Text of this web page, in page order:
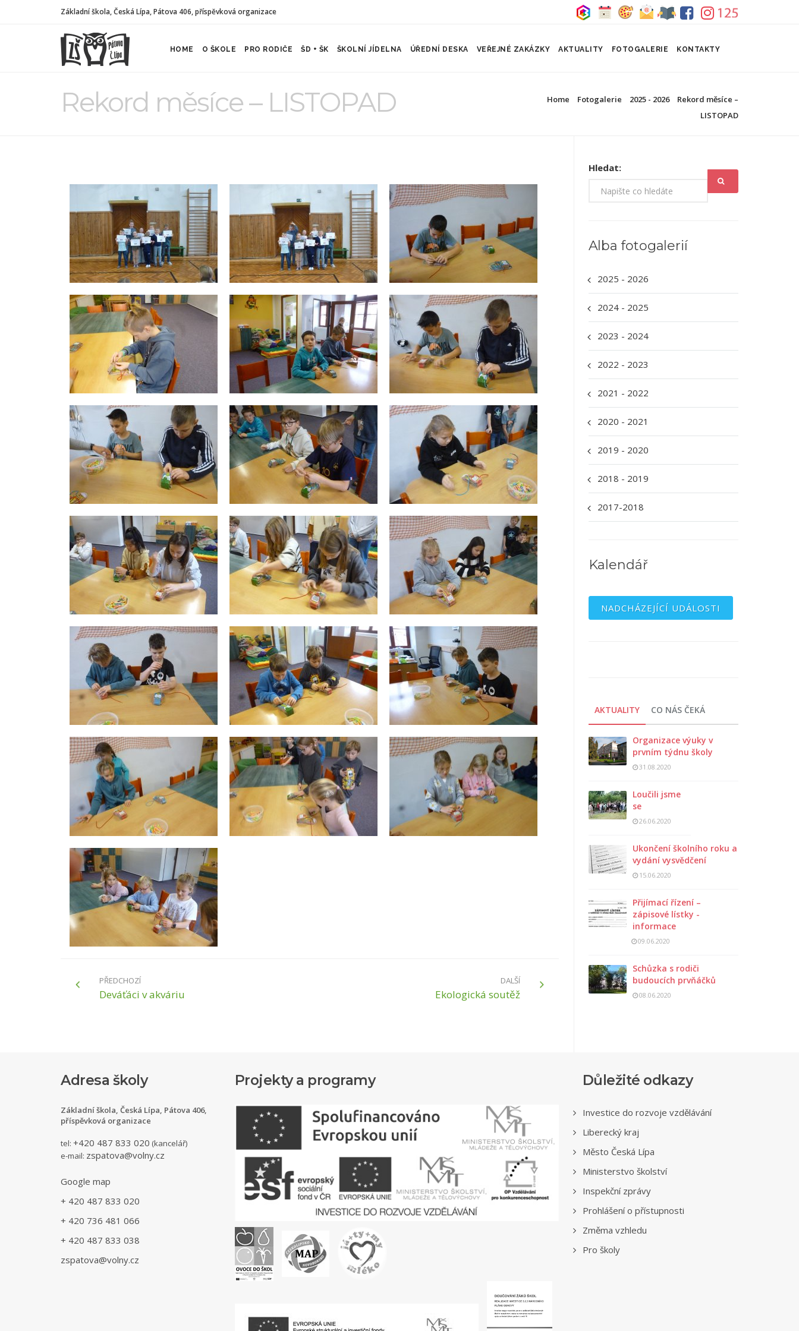
Základní škola, Česká Lípa, Pátova 406, příspěvková organizace
HOME O ŠKOLE PRO RODIČE ŠD + ŠK ŠKOLNÍ JÍDELNA ÚŘEDNÍ DESKA VEŘEJNÉ ZAKÁZKY AKTUALITY FOTOGALERIE KONTAKTY
Rekord měsíce – LISTOPAD Home Fotogalerie 2025 - 2026
Rekord měsíce –
LISTOPAD
PŘEDCHOZÍ
Deváťáci v akváriu
DALŠÍ
Ekologická soutěž
Hledat:
Alba fotogalerií
2025 - 2026
2024 - 2025
2023 - 2024
2022 - 2023
2021 - 2022
2020 - 2021
2019 - 2020
2018 - 2019
2017-2018
Kalendář
NADCHÁZEJÍCÍ UDÁLOSTI
AKTUALITY CO NÁS ČEKÁ
Organizace výuky v
prvním týdnu školy
31.08.2020
Loučili jsme
se
26.06.2020
Ukončení školního roku a
vydání vysvědčení
15.06.2020
Přijímací řízení –
zápisové lístky -
informace
09.06.2020
Schůzka s rodiči
budoucích prvňáčků
08.06.2020
Adresa školy
Základní škola, Česká Lípa, Pátova 406,
příspěvková organizace
tel: +420 487 833 020 (kancelář)
e-mail: zspatova@volny.cz
Google map
+ 420 487 833 020
+ 420 736 481 066
+ 420 487 833 038
zspatova@volny.cz
Projekty a programy Důležité odkazy
Investice do rozvoje vzdělávání
Liberecký kraj
Město Česká Lípa
Ministerstvo školství
Inspekční zprávy
Prohlášení o přístupnosti
Změma vzhledu
Pro školy